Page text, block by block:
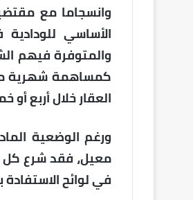
وانسجاما مع
الأساسي
العقار خلال أربع
ورغم الوضعية
معيل، فقد شرع كل
في لوائح الاستفادة